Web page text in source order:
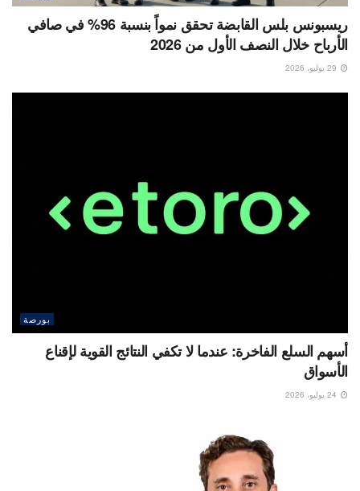
ريسبونس بلس القابضة تحقق نمواً بنسبة 96% في صافي
الأرباح خلال النصف الأول من 2026
بورصة
أسهم السلع الفاخرة: عندما لا تكفي النتائج القوية لإقناع
الأسواق